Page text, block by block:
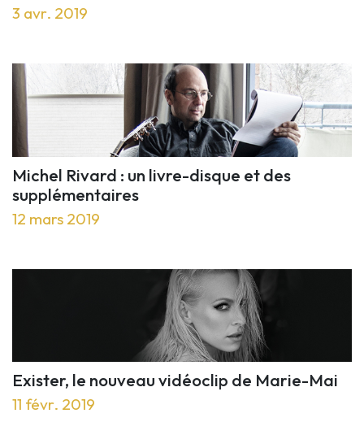
3 avr. 2019
Michel Rivard : un livre-disque et des
supplémentaires
12 mars 2019
Exister, le nouveau vidéoclip de Marie-Mai
11 févr. 2019